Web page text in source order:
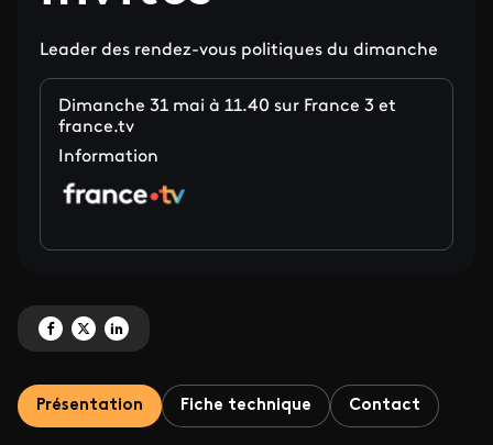
Leader des rendez-vous politiques du dimanche
Dimanche 31 mai à 11.40 sur France 3 et
france.tv
Information
Partagez 'Dimanche en politique - Les invités' sur Facebook
Partagez 'Dimanche en politique - Les invités' sur X
Partagez 'Dimanche en politique - Les invités' sur LinkedIn
Présentation Fiche technique Contact